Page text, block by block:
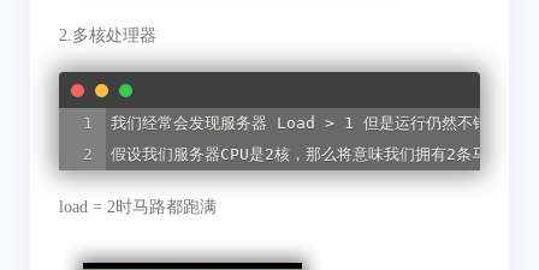
2.多核处理器
我们经常会发现服务器 Load > 1 但是运行仍然不错，那
假设我们服务器CPU是2核，那么将意味我们拥有2条马路
load = 2时马路都跑满